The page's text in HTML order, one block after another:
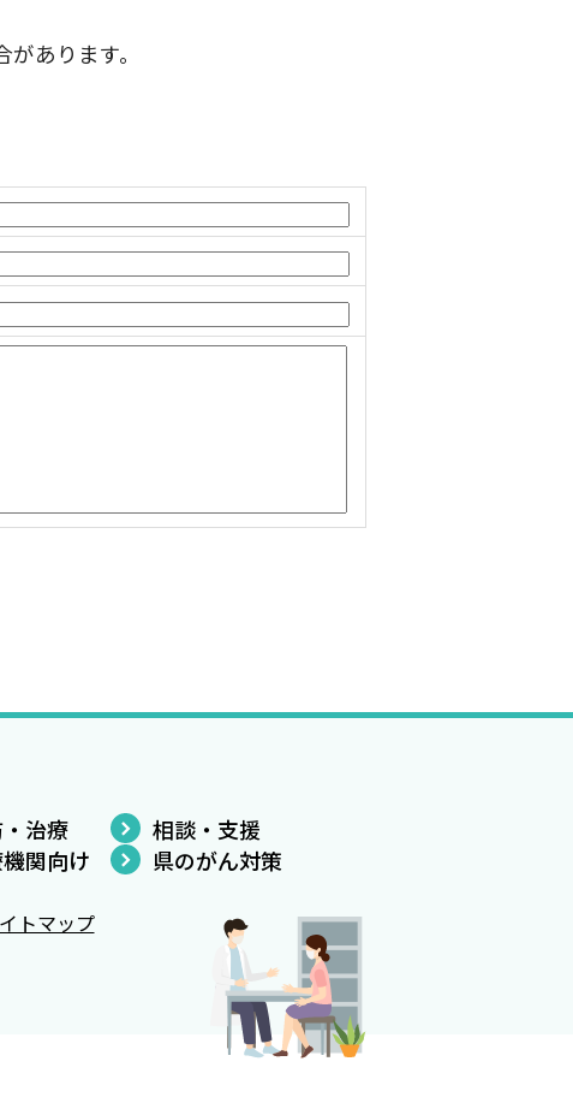
あります。
治療
相談・支援
関向け
県のがん対策
トマップ